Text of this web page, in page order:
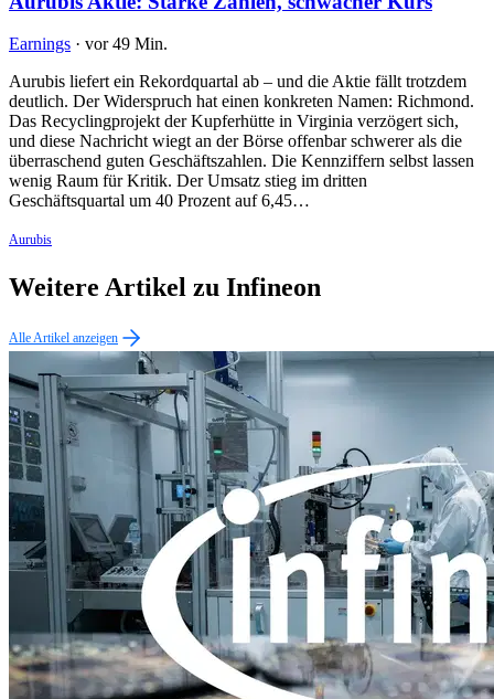
Earnings · vor 49 Min.
Aurubis liefert ein Rekordquartal ab – und die Aktie fällt trotzdem
deutlich. Der Widerspruch hat einen konkreten Namen: Richmond.
Das Recyclingprojekt der Kupferhütte in Virginia verzögert sich,
und diese Nachricht wiegt an der Börse offenbar schwerer als die
überraschend guten Geschäftszahlen. Die Kennziffern selbst lassen
wenig Raum für Kritik. Der Umsatz stieg im dritten
Geschäftsquartal um 40 Prozent auf 6,45…
Aurubis
Weitere Artikel zu Infineon
Alle Artikel anzeigen